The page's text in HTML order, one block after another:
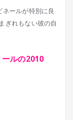
ールが特別に良
ぎれもない彼の自
ルの2010